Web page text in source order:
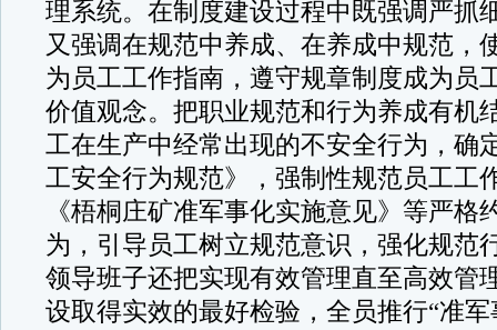
理系统。在制度建设过程中既强调严抓
又强调在规范中养成、在养成中规范，
为员工工作指南，遵守规章制度成为员
价值观念。把职业规范和行为养成有机
工在生产中经常出现的不安全行为，确
工安全行为规范》，强制性规范员工工
《梧桐庄矿准军事化实施意见》等严格
为，引导员工树立规范意识，强化规范
领导班子还把实现有效管理直至高效管
设取得实效的最好检验，全员推行“准